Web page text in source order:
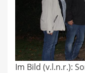
Im Bild (v.l.n.r.):